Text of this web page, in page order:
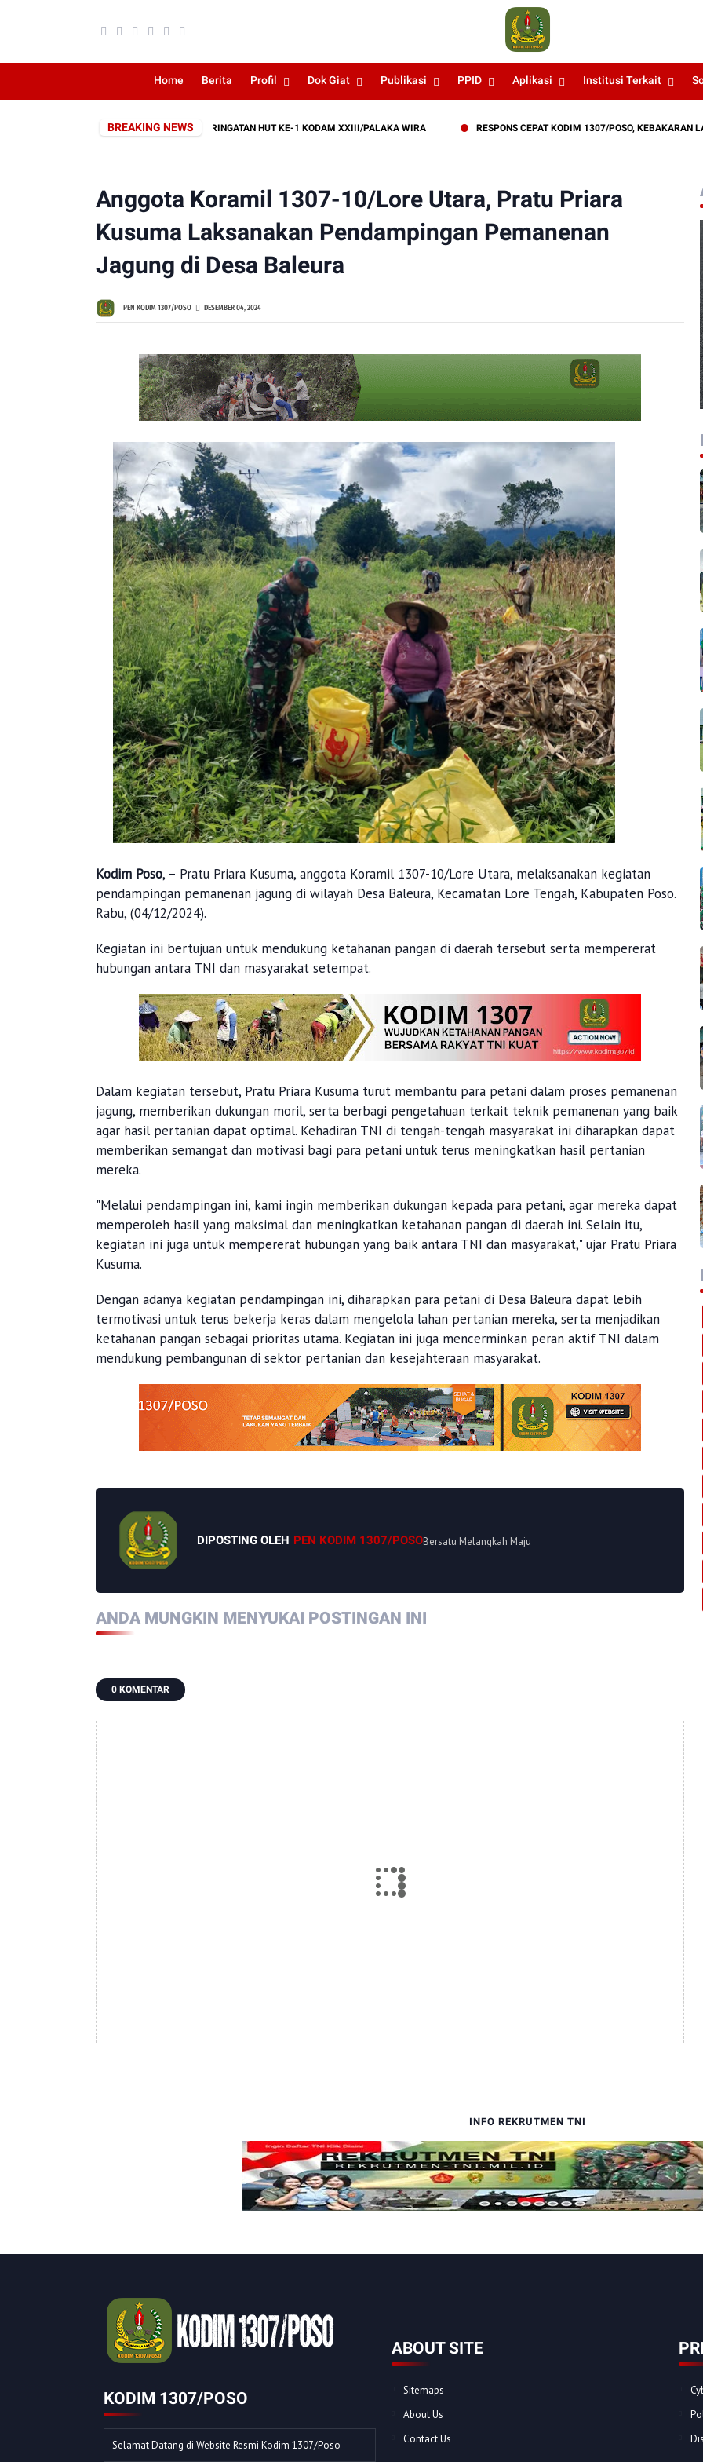
Home Berita Profil Dok Giat Publikasi PPID Aplikasi Institusi Terkait
BREAKING NEWS
ROMBONGAN SEBAGAI RANGKAIAN PERINGATAN HUT KE-1 KODAM XXIII/PALAKA WIRA RESPONS CEPAT KODIM 1307/POSO, KEBAKARAN LAHAN
Anggota Koramil 1307-10/Lore Utara, Pratu Priara
Kusuma Laksanakan Pendampingan Pemanenan
Jagung di Desa Baleura
PEN KODIM 1307/POSO DESEMBER 04, 2024
Kodim Poso, – Pratu Priara Kusuma, anggota Koramil 1307-10/Lore Utara, melaksanakan kegiatan
pendampingan pemanenan jagung di wilayah Desa Baleura, Kecamatan Lore Tengah, Kabupaten Poso.
Rabu, (04/12/2024).
Kegiatan ini bertujuan untuk mendukung ketahanan pangan di daerah tersebut serta mempererat
hubungan antara TNI dan masyarakat setempat.
Dalam kegiatan tersebut, Pratu Priara Kusuma turut membantu para petani dalam proses pemanenan
jagung, memberikan dukungan moril, serta berbagi pengetahuan terkait teknik pemanenan yang baik
agar hasil pertanian dapat optimal. Kehadiran TNI di tengah-tengah masyarakat ini diharapkan dapat
memberikan semangat dan motivasi bagi para petani untuk terus meningkatkan hasil pertanian
mereka.
"Melalui pendampingan ini, kami ingin memberikan dukungan kepada para petani, agar mereka dapat
memperoleh hasil yang maksimal dan meningkatkan ketahanan pangan di daerah ini. Selain itu,
kegiatan ini juga untuk mempererat hubungan yang baik antara TNI dan masyarakat," ujar Pratu Priara
Kusuma.
Dengan adanya kegiatan pendampingan ini, diharapkan para petani di Desa Baleura dapat lebih
termotivasi untuk terus bekerja keras dalam mengelola lahan pertanian mereka, serta menjadikan
ketahanan pangan sebagai prioritas utama. Kegiatan ini juga mencerminkan peran aktif TNI dalam
mendukung pembangunan di sektor pertanian dan kesejahteraan masyarakat.
DIPOSTING OLEH PEN KODIM 1307/POSOBersatu Melangkah Maju
ANDA MUNGKIN MENYUKAI POSTINGAN INI
0 KOMENTAR
INFO REKRUTMEN TNI
KODIM 1307/POSO
Selamat Datang di Website Resmi Kodim 1307/Poso
ABOUT SITE
Sitemaps
About Us
Contact Us